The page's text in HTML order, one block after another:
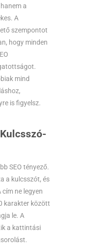
a
A
szempontot
hogy minden
mind
is figyelsz.
SEO tényező.
a kulcsszót, és
ne legyen
karakter között
le. A
a kattintási